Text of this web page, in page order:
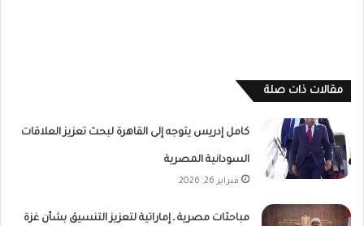
مقالات ذات صلة
كامل إدريس يتوجه إلى القاهرة لبحث تعزيز العلاقات
السودانية المصرية
فبراير 26, 2026
مباحثات مصرية ـ إماراتية لتعزيز التنسيق بشأن غزة